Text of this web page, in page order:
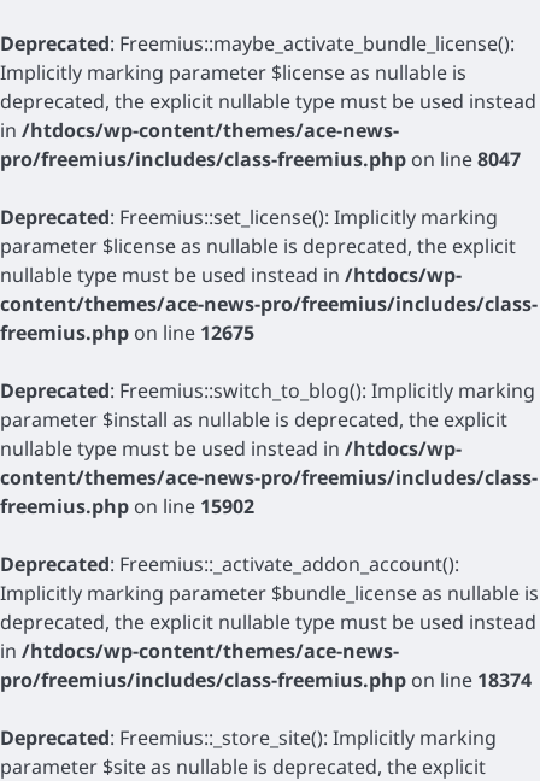
Deprecated: Freemius::maybe_activate_bundle_license():
Implicitly marking parameter $license as nullable is
deprecated, the explicit nullable type must be used instead
in /htdocs/wp-content/themes/ace-news-
pro/freemius/includes/class-freemius.php on line8047
Deprecated: Freemius::set_license(): Implicitly marking
parameter $license as nullable is deprecated, the explicit
nullable type must be used instead in /htdocs/wp-
content/themes/ace-news-pro/freemius/includes/class-
freemius.php on line 12675
Deprecated: Freemius::switch_to_blog(): Implicitly marking
parameter $install as nullable is deprecated, the explicit
nullable type must be used instead in /htdocs/wp-
content/themes/ace-news-pro/freemius/includes/class-
freemius.php on line 15902
Deprecated: Freemius::_activate_addon_account():
Implicitly marking parameter $bundle_license as nullable is
deprecated, the explicit nullable type must be used instead
in /htdocs/wp-content/themes/ace-news-
pro/freemius/includes/class-freemius.php on line 18374
Deprecated: Freemius::_store_site(): Implicitly marking
parameter $site as nullable is deprecated, the explicit